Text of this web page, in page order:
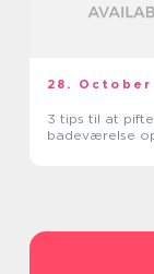
28. October
3 tips til at
badeværelse